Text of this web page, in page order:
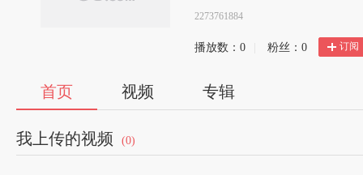
2273761884
播放数： 0 粉丝： 0 订阅
首页 视频 专辑
我上传的视频 (0)